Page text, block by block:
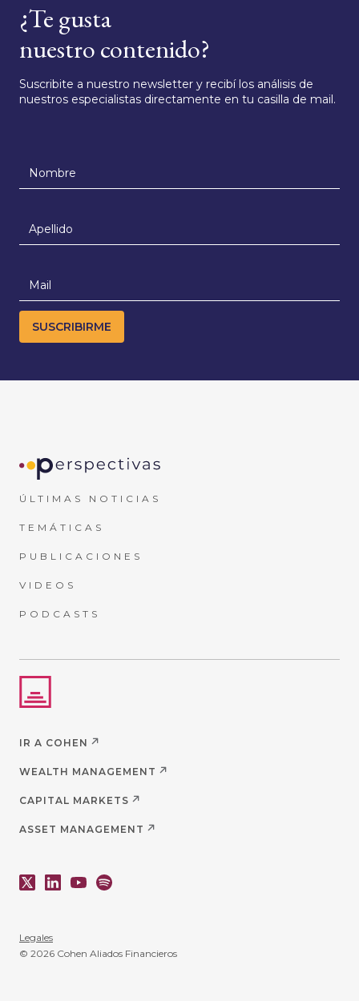
¿Te gusta
nuestro contenido?
Suscribite a nuestro newsletter y recibí los análisis de
nuestros especialistas directamente en tu casilla de mail.
ÚLTIMAS NOTICIAS
TEMÁTICAS
PUBLICACIONES
VIDEOS
PODCASTS
IR A COHEN
WEALTH MANAGEMENT
CAPITAL MARKETS
ASSET MANAGEMENT
Legales
© 2026 Cohen Aliados Financieros